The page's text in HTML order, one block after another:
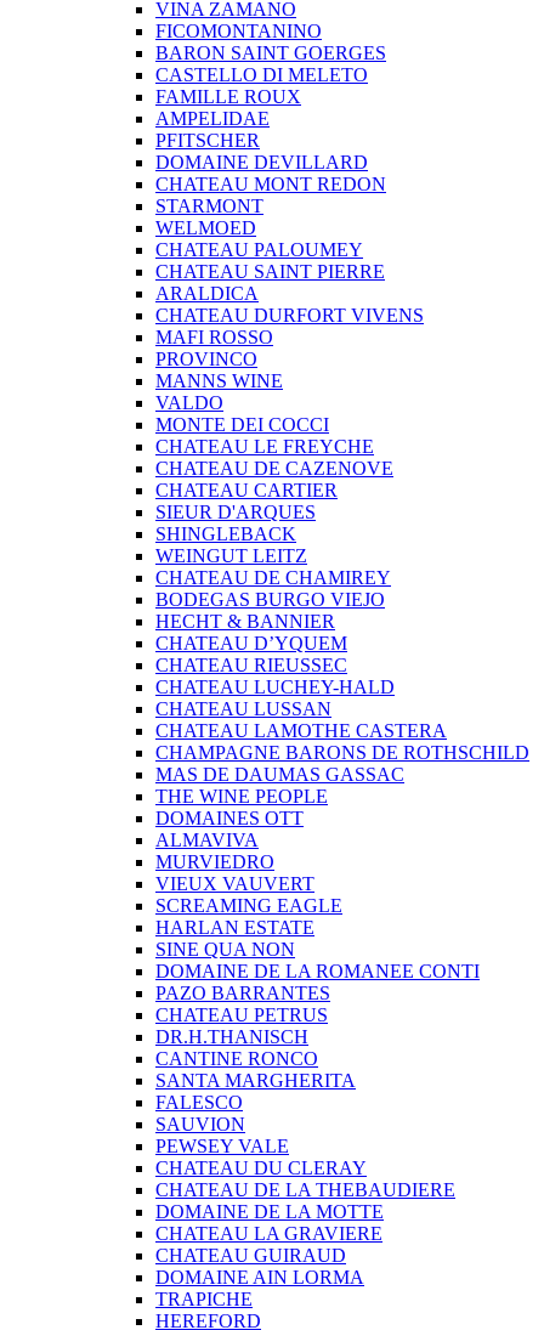
VINA ZAMANO
FICOMONTANINO
BARON SAINT GOERGES
CASTELLO DI MELETO
FAMILLE ROUX
AMPELIDAE
PFITSCHER
DOMAINE DEVILLARD
CHATEAU MONT REDON
STARMONT
WELMOED
CHATEAU PALOUMEY
CHATEAU SAINT PIERRE
ARALDICA
CHATEAU DURFORT VIVENS
MAFI ROSSO
PROVINCO
MANNS WINE
VALDO
MONTE DEI COCCI
CHATEAU LE FREYCHE
CHATEAU DE CAZENOVE
CHATEAU CARTIER
SIEUR D'ARQUES
SHINGLEBACK
WEINGUT LEITZ
CHATEAU DE CHAMIREY
BODEGAS BURGO VIEJO
HECHT & BANNIER
CHATEAU D’YQUEM
CHATEAU RIEUSSEC
CHATEAU LUCHEY-HALD
CHATEAU LUSSAN
CHATEAU LAMOTHE CASTERA
CHAMPAGNE BARONS DE ROTHSCHILD
MAS DE DAUMAS GASSAC
THE WINE PEOPLE
DOMAINES OTT
ALMAVIVA
MURVIEDRO
VIEUX VAUVERT
SCREAMING EAGLE
HARLAN ESTATE
SINE QUA NON
DOMAINE DE LA ROMANEE CONTI
PAZO BARRANTES
CHATEAU PETRUS
DR.H.THANISCH
CANTINE RONCO
SANTA MARGHERITA
FALESCO
SAUVION
PEWSEY VALE
CHATEAU DU CLERAY
CHATEAU DE LA THEBAUDIERE
DOMAINE DE LA MOTTE
CHATEAU LA GRAVIERE
CHATEAU GUIRAUD
DOMAINE AIN LORMA
TRAPICHE
HEREFORD